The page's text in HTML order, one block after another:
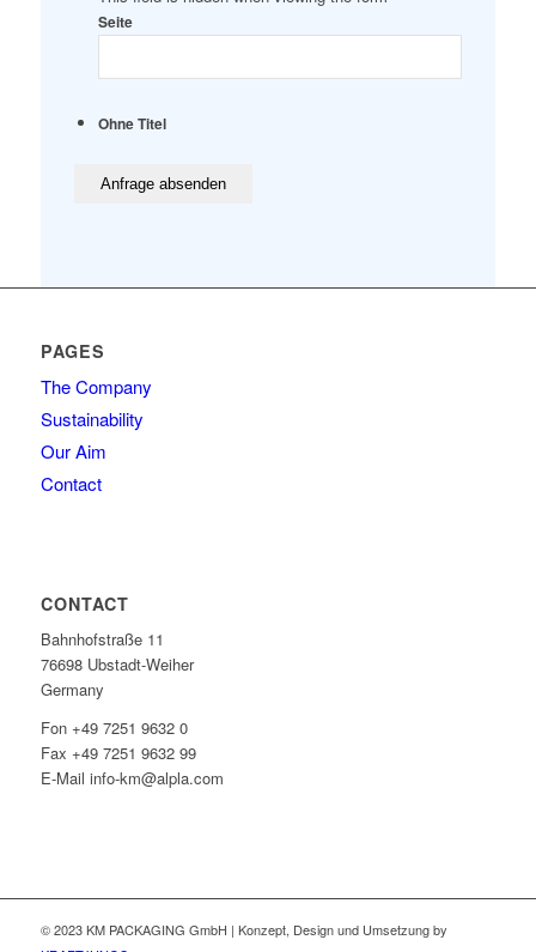
Seite
Ohne Titel
PAGES
The Company
Sustainability
Our Aim
Contact
CONTACT
Bahnhofstraße 11
76698 Ubstadt-Weiher
Germany
Fon +49 7251 9632 0
Fax +49 7251 9632 99
E-Mail info-km@alpla.com
© 2023 KM PACKAGING GmbH | Konzept, Design und Umsetzung by